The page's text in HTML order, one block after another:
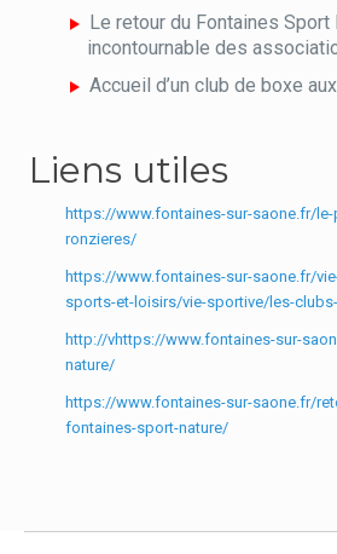
Le retour du Fontaines Sport
incontournable des
Accueil d’un club de boxe
Liens utiles
https://www.fontaines-sur-saone.fr/
ronzieres/
https://www.fontaines-sur-saone.fr/
sports-et-loisirs/vie-sportive/les-
http://vhttps://www.fontaines-sur-
nature/
https://www.fontaines-sur-saone.fr/
fontaines-sport-nature/